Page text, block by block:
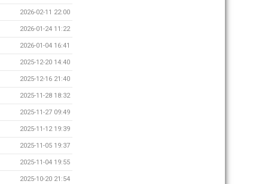
2026-02-11 22:00
2026-01-24 11:22
2026-01-04 16:41
2025-12-20 14:40
2025-12-16 21:40
2025-11-28 18:32
2025-11-27 09:49
2025-11-12 19:39
2025-11-05 19:37
2025-11-04 19:55
2025-10-20 21:54